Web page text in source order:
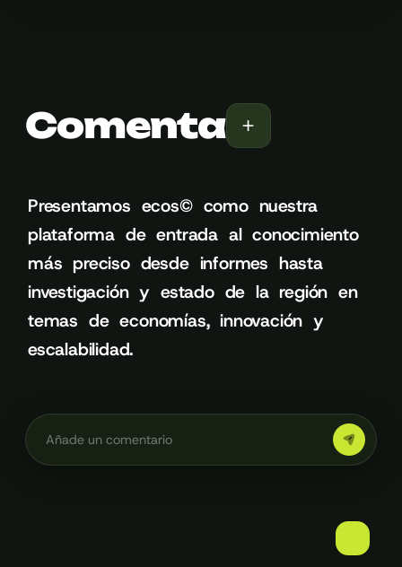
Comenta +
Presentamos ecos© como nuestra
plataforma de entrada al conocimiento
más preciso desde informes hasta
investigación y estado de la región en
temas de economías, innovación y
escalabilidad.